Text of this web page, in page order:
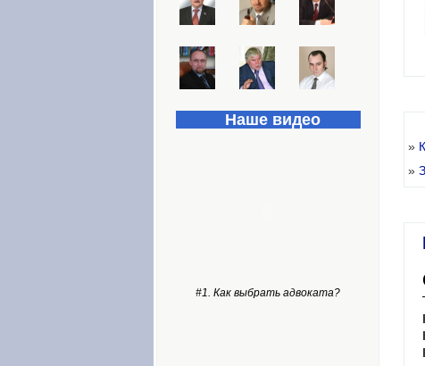
»
»
Наше видео
#1. Как выбрать адвоката?